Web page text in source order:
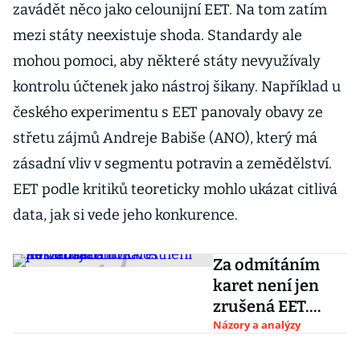
zavádět něco jako celounijní EET. Na tom zatím
mezi státy neexistuje shoda. Standardy ale
mohou pomoci, aby některé státy nevyužívaly
kontrolu účtenek jako nástroj šikany. Například u
českého experimentu s EET panovaly obavy ze
střetu zájmů Andreje Babiše (ANO), který má
zásadní vliv v segmentu potravin a zemědělství.
EET podle kritiků teoreticky mohlo ukázat citlivá
data, jak si vede jeho konkurence.
Za odmítáním
karet není jen
zrušená EET.
Restaurace
Názory a analýzy